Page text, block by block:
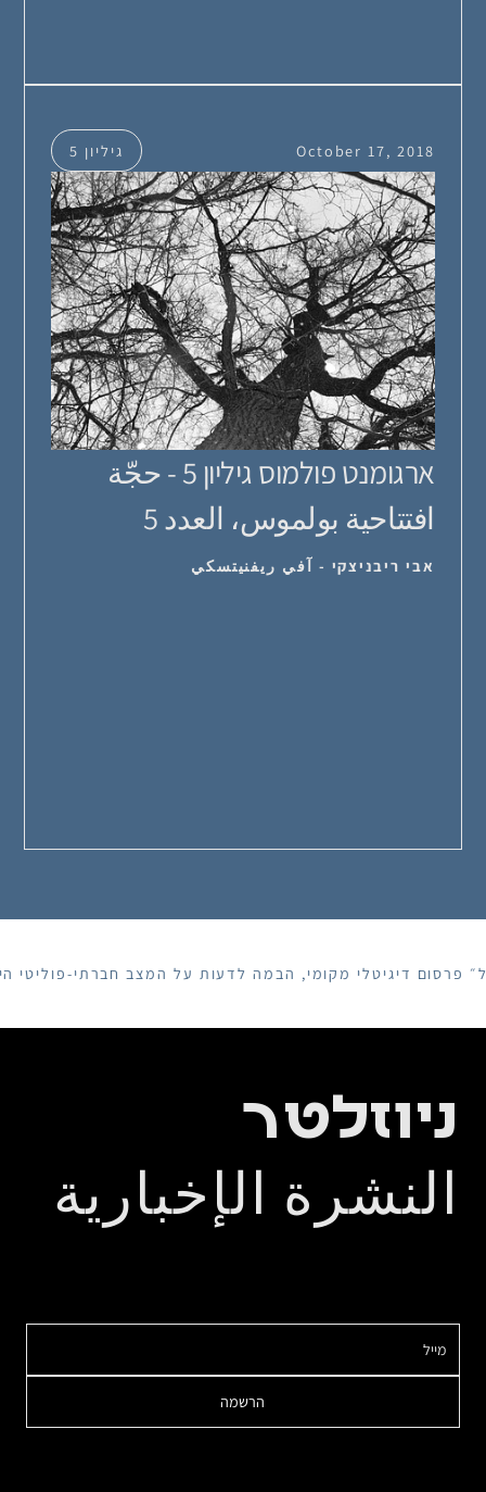
October 17, 2018 גיליון 5
ארגומנט פולמוס גיליון 5 - حجّة
افتتاحية بولموس، العدد 5
אבי ריבניצקי - آفي ريفنيتسكي
דיגיטלי מקומי, הבמה לדעות על המצב חברתי-פוליטי
ניוזלטר
النشرة الإخبارية